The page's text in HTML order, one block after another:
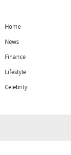
Home
News
Finance
Lifestyle
Celebrity